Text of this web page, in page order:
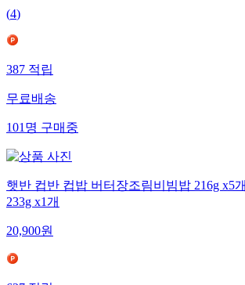
(4)
387적립
무료배송
101명구매중
햇반 컵반 컵밥 버터장조림비빔밥 216g x5
233g x1개
20,900원